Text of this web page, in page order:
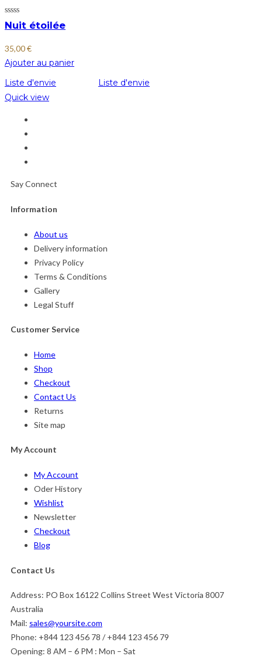
Nuit étoilée
35,00€
Ajouter au panier
Liste d'envie
Liste d'envie
Quick view
Say Connect
Information
About us
Delivery information
Privacy Policy
Terms & Conditions
Gallery
Legal Stuff
Customer Service
Home
Shop
Checkout
Contact Us
Returns
Site map
My Account
My Account
Oder History
Wishlist
Newsletter
Checkout
Blog
Contact Us
Address: PO Box 16122 Collins Street West Victoria 8007
Australia
Mail: sales@yoursite.com
Phone: +844 123 456 78 / +844 123 456 79
Opening: 8 AM – 6 PM : Mon – Sat